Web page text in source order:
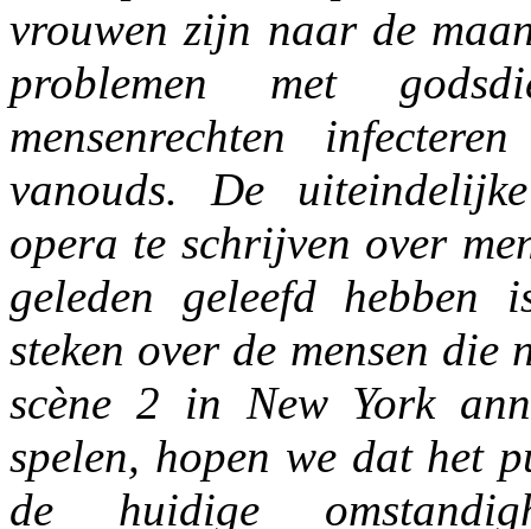
vrouwen zijn naar de
problemen met
mensenrechten
vanouds. De
opera te schrijven over
geleden geleefd
steken over de mensen die
scène 2 in New York
spelen, hopen we dat het
de huidige